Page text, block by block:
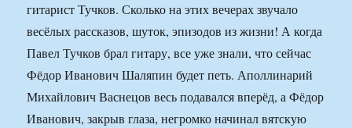
гитарист Тучков. Сколько на этих вечерах звучало
весёлых рассказов, шуток, эпизодов из жизни! А когда
Павел Тучков брал гитару, все уже знали, что сейчас
Фёдор Иванович Шаляпин будет петь. Аполлинарий
Михайлович Васнецов весь подавался вперёд, а Фёдор
Иванович, закрыв глаза, негромко начинал вятскую